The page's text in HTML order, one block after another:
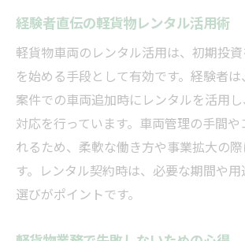
経験者直伝の軽貨物レンタル活用術
軽貨物車両のレンタル活用は、初期投
を始める手段として有効です。経験者
案件での車両追加時にレンタルを活用
対応を行っています。車両管理の手間や
れるため、柔軟な働き方や事業拡大の
す。レンタル契約時は、必要な期間や
選びがポイントです。